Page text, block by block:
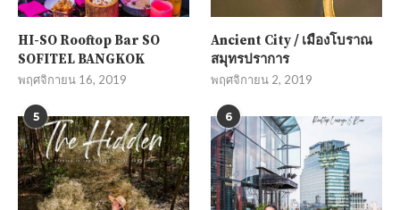
HI-SO Rooftop Bar SO
SOFITEL BANGKOK
พฤศจิกายน 16, 2019
Ancient City / เมืองโบราณ
สมุทรปราการ
พฤศจิกายน 2, 2019
5 6